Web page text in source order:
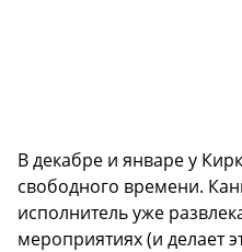
В декабре и январе у
свободного времени.
исполнитель уже
мероприятиях (и делает